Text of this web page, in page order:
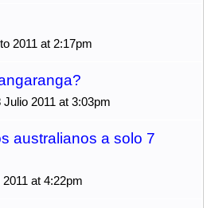
2011 at 2:17pm
2011 at 3:03pm
australianos a solo 7
at 4:22pm